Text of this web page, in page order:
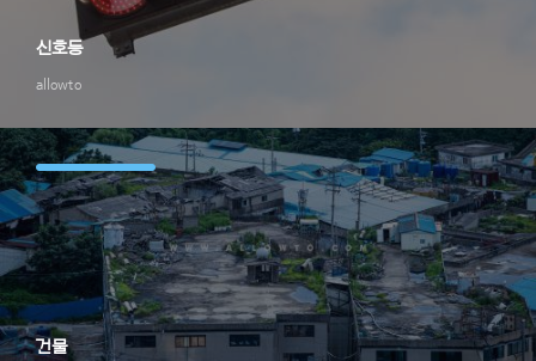
allowto
신호등
건물